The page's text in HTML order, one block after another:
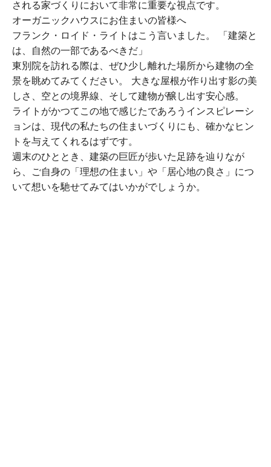
される家づくりにおいて非常に重要な視点です。
オーガニックハウスにお住まいの皆様へ
フランク・ロイド・ライトはこう言いました。 「建築と
は、自然の一部であるべきだ」
東別院を訪れる際は、ぜひ少し離れた場所から建物の全
景を眺めてみてください。 大きな屋根が作り出す影の美
しさ、空との境界線、そして建物が醸し出す安心感。
ライトがかつてこの地で感じたであろうインスピレーシ
ョンは、現代の私たちの住まいづくりにも、確かなヒン
トを与えてくれるはずです。
週末のひととき、建築の巨匠が歩いた足跡を辿りなが
ら、ご自身の「理想の住まい」や「居心地の良さ」につ
いて想いを馳せてみてはいかがでしょうか。